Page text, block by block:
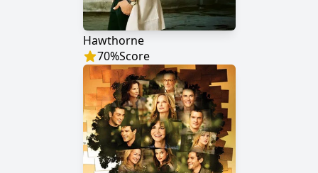
Hawthorne
70%Score